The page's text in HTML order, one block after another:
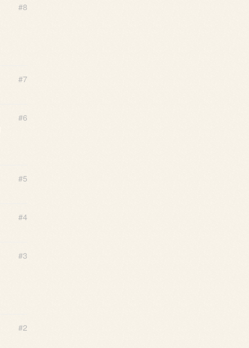
#8
#7
#6
#5
#4
#3
#2